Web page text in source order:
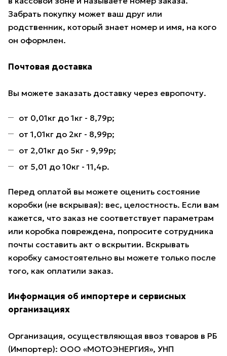
Забрать покупку может ваш друг или
родственник, который знает номер и имя, на кого
он оформлен.
Почтовая доставка
Вы можете заказать доставку через европочту.
от 0,01кг до 1кг - 8,79р;
от 1,01кг до 2кг - 8,99р;
от 2,01кг до 5кг - 9,99р;
от 5,01 до 10кг - 11,4р.
Перед оплатой вы можете оценить состояние
коробки (не вскрывая): вес, целостность. Если вам
кажется, что заказ не соответствует параметрам
или коробка повреждена, попросите сотрудника
почты составить акт о вскрытии. Вскрывать
коробку самостоятельно вы можете только после
того, как оплатили заказ.
Информация об импортере и сервисных
организациях
Организация, осуществляющая ввоз товаров в РБ
(Импортер): ООО «МОТОЭНЕРГИЯ», УНП